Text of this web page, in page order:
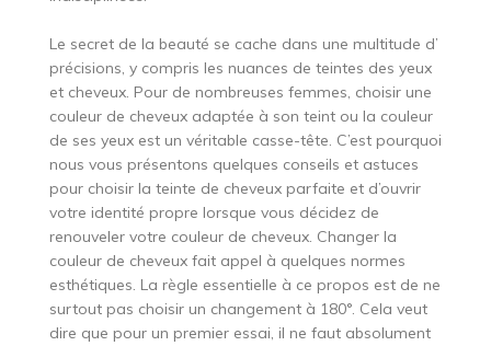
Le secret de la beauté se cache dans une multitude d’
précisions, y compris les nuances de teintes des yeux
et cheveux. Pour de nombreuses femmes, choisir une
couleur de cheveux adaptée à son teint ou la couleur
de ses yeux est un véritable casse-tête. C’est pourquoi
nous vous présentons quelques conseils et astuces
pour choisir la teinte de cheveux parfaite et d’ouvrir
votre identité propre lorsque vous décidez de
renouveler votre couleur de cheveux. Changer la
couleur de cheveux fait appel à quelques normes
esthétiques. La règle essentielle à ce propos est de ne
surtout pas choisir un changement à 180°. Cela veut
dire que pour un premier essai, il ne faut absolument